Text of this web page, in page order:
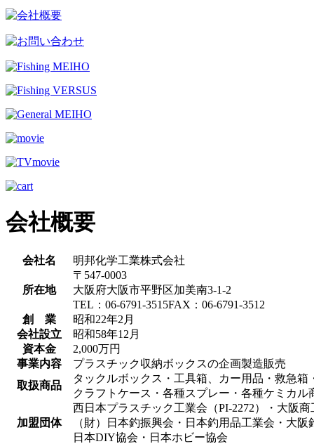
会社概要
会社名 明邦化学工業株式会社
所在地
〒547-0003
大阪府大阪市平野区加美南3-1-2
TEL：06-6791-3515FAX：06-6791-3512
創 業
昭和22年2月
会社設立
昭和58年12月
資本金
2,000万円
事業内容
プラスチック収納ボックスの企画製造販売
取扱商品
タックルボックス・工具箱、カー用品・救急箱
クラフトケース・各種スプレー・各種ケミカル
加盟団体
西日本プラスチック工業会（PI-2272）・大阪商
（財）日本釣振興会・日本釣用品工業会・大阪
日本DIY協会・日本ホビー協会